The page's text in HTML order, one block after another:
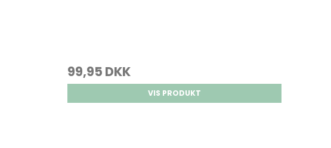
99,95 DKK
VIS PRODUKT